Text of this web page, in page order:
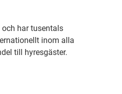
har tusentals
inom alla
till hyresgäster.